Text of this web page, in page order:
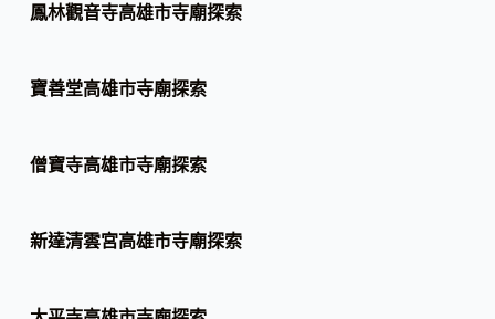
鳳林觀音寺高雄市寺廟探索
寶善堂高雄市寺廟探索
僧寶寺高雄市寺廟探索
新達清雲宮高雄市寺廟探索